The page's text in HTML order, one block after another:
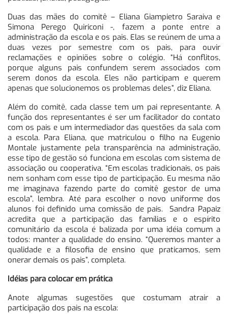
Duas das mães do comitê – Eliana Giampietro Saraiva e
Simona Perego Quiriconi -, fazem a ponte entre a
administração da escola e os pais. Elas se reúnem de uma a
duas vezes por semestre com os pais, para ouvir
reclamações e opiniões sobre o colégio. “Há conflitos,
porque alguns pais confundem serem associados com
serem donos da escola. Eles não participam e querem
apenas que solucionemos os problemas deles”, diz Eliana.
Além do comitê, cada classe tem um pai representante. A
função dos representantes é ser um facilitador do contato
com os pais e um intermediador das questões da sala com
a escola. Para Eliana, que matriculou o filho na Eugenio
Montale justamente pela transparência na administração,
esse tipo de gestão só funciona em escolas com sistema de
associação ou cooperativa. “Em escolas tradicionais, os pais
nem sonham com esse tipo de participação. Eu mesma não
me imaginava fazendo parte do comitê gestor de uma
escola”, lembra. Até para escolher o novo uniforme dos
alunos foi definido uma comissão de pais. Sandra Papaiz
acredita que a participação das famílias e o espírito
comunitário da escola é balizada por uma idéia comum a
todos: manter a qualidade do ensino. “Queremos manter a
qualidade e a filosofia de ensino que praticamos, sem
onerar demais os pais”, completa.
Idéias para colocar em prática
Anote algumas sugestões que costumam atrair a
participação dos pais na escola: